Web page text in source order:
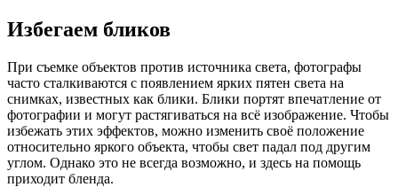
Избегаем бликов
При съемке объектов против источника света, фотографы
часто сталкиваются с появлением ярких пятен света на
снимках, известных как блики. Блики портят впечатление от
фотографии и могут растягиваться на всё изображение. Чтобы
избежать этих эффектов, можно изменить своё положение
относительно яркого объекта, чтобы свет падал под другим
углом. Однако это не всегда возможно, и здесь на помощь
приходит бленда.